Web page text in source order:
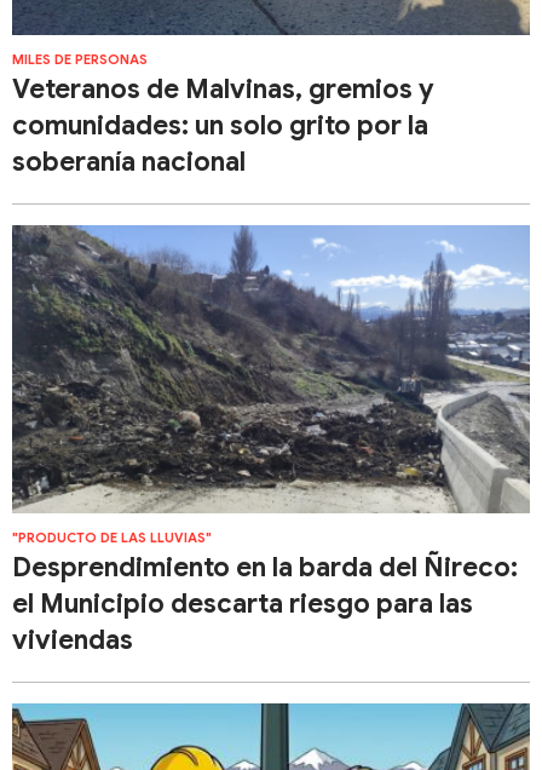
MILES DE PERSONAS
Veteranos de Malvinas, gremios y
comunidades: un solo grito por la
soberanía nacional
"PRODUCTO DE LAS LLUVIAS"
Desprendimiento en la barda del Ñireco:
el Municipio descarta riesgo para las
viviendas